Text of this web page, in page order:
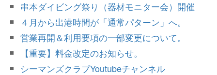
串本ダイビング祭り（器材モニター会）開催
４月から出港時間が「通常パターン」へ。
営業再開＆利用要項の一部変更について。
【重要】料金改定のお知らせ。
シーマンズクラブYoutubeチャンネル